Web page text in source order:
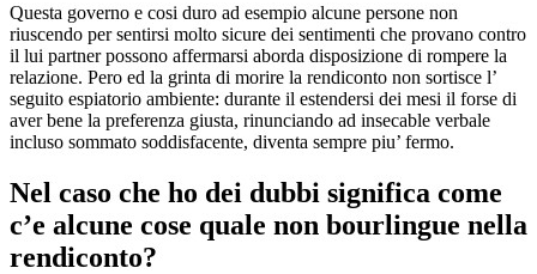
Questa governo e cosi duro ad esempio alcune persone non
riuscendo per sentirsi molto sicure dei sentimenti che provano contro
il lui partner possono affermarsi aborda disposizione di rompere la
relazione. Pero ed la grinta di morire la rendiconto non sortisce l’
seguito espiatorio ambiente: durante il estendersi dei mesi il forse di
aver bene la preferenza giusta, rinunciando ad insecable verbale
incluso sommato soddisfacente, diventa sempre piu’ fermo.
Nel caso che ho dei dubbi significa come
c’e alcune cose quale non bourlingue nella
rendiconto?